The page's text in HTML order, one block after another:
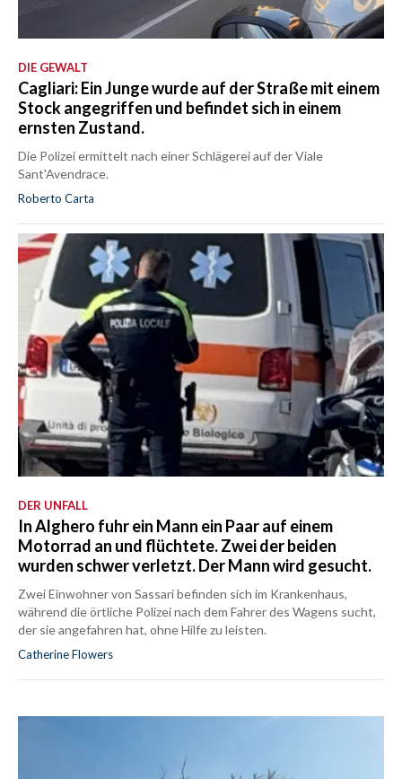
DIE GEWALT
Cagliari: Ein Junge wurde auf der Straße mit einem
Stock angegriffen und befindet sich in einem
ernsten Zustand.
Die Polizei ermittelt nach einer Schlägerei auf der Viale
Sant'Avendrace.
Roberto Carta
DER UNFALL
In Alghero fuhr ein Mann ein Paar auf einem
Motorrad an und flüchtete. Zwei der beiden
wurden schwer verletzt. Der Mann wird gesucht.
Zwei Einwohner von Sassari befinden sich im Krankenhaus,
während die örtliche Polizei nach dem Fahrer des Wagens sucht,
der sie angefahren hat, ohne Hilfe zu leisten.
Catherine Flowers